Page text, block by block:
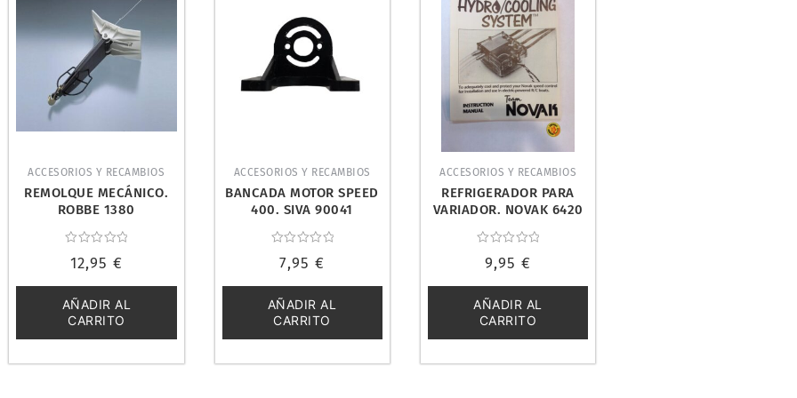
ACCESORIOS Y RECAMBIOS
REMOLQUE MECÁNICO.
ROBBE 1380
con
de
5
12,95 €
AÑADIR AL
CARRITO
ACCESORIOS Y RECAMBIOS
BANCADA MOTOR SPEED
400. SIVA 90041
con
de
5
7,95€
AÑADIR AL
CARRITO
ACCESORIOS Y RECAMBIOS
REFRIGERADOR PARA
VARIADOR. NOVAK 6420
con
de
5
9,95€
AÑADIR AL
CARRITO